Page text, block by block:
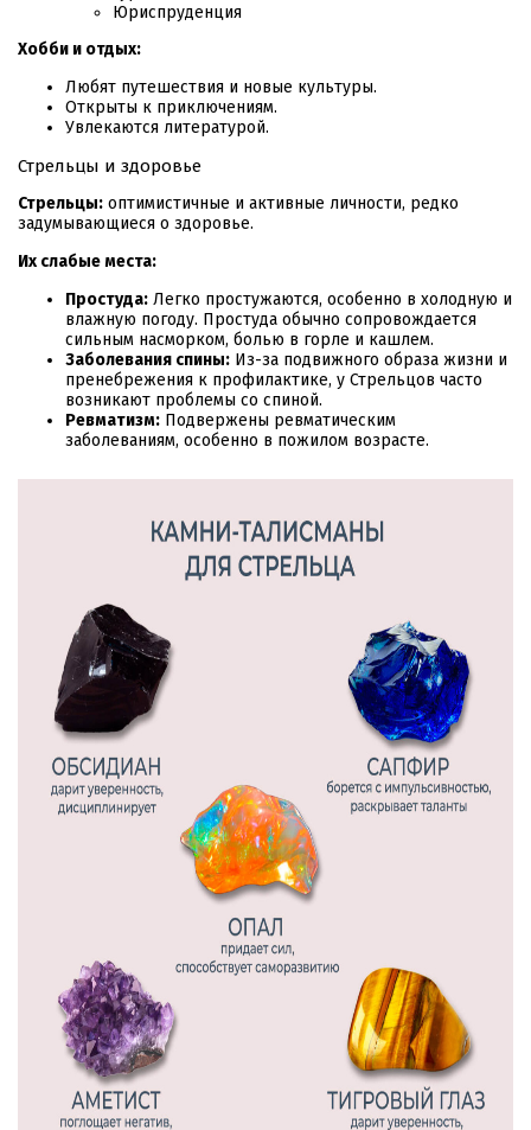
Юриспруденция
Хобби и отдых:
Любят путешествия и новые культуры.
Открыты к приключениям.
Увлекаются литературой.
Стрельцы и здоровье
Стрельцы: оптимистичные и активные личности, редко
задумывающиеся о здоровье.
Их слабые места:
Простуда: Легко простужаются, особенно в холодную и
влажную погоду. Простуда обычно сопровождается
сильным насморком, болью в горле и кашлем.
Заболевания спины: Из-за подвижного образа жизни и
пренебрежения к профилактике, у Стрельцов часто
возникают проблемы со спиной.
Ревматизм: Подвержены ревматическим
заболеваниям, особенно в пожилом возрасте.